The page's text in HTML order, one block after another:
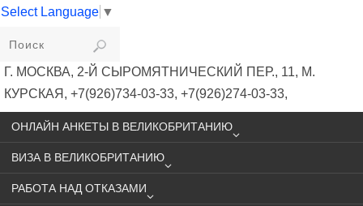
Select Language ▼
VIKIVISA
Г. МОСКВА, 2-Й СЫРОМЯТНИЧЕСКИЙ ПЕР., 11, М.
КУРСКАЯ, +7(926)734-03-33, +7(926)274-03-33,
VISA@VIKIVISA.RU
ОНЛАЙН АНКЕТЫ В ВЕЛИКОБРИТАНИЮ
ВИЗА В ВЕЛИКОБРИТАНИЮ
РАБОТА НАД ОТКАЗАМИ